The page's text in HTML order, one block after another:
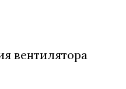
вентилятора